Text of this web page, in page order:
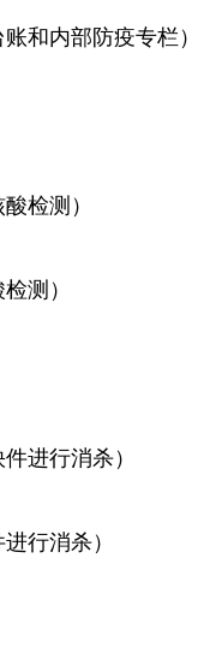
和内部防疫专栏）
检测）
测）
进行消杀）
行消杀）